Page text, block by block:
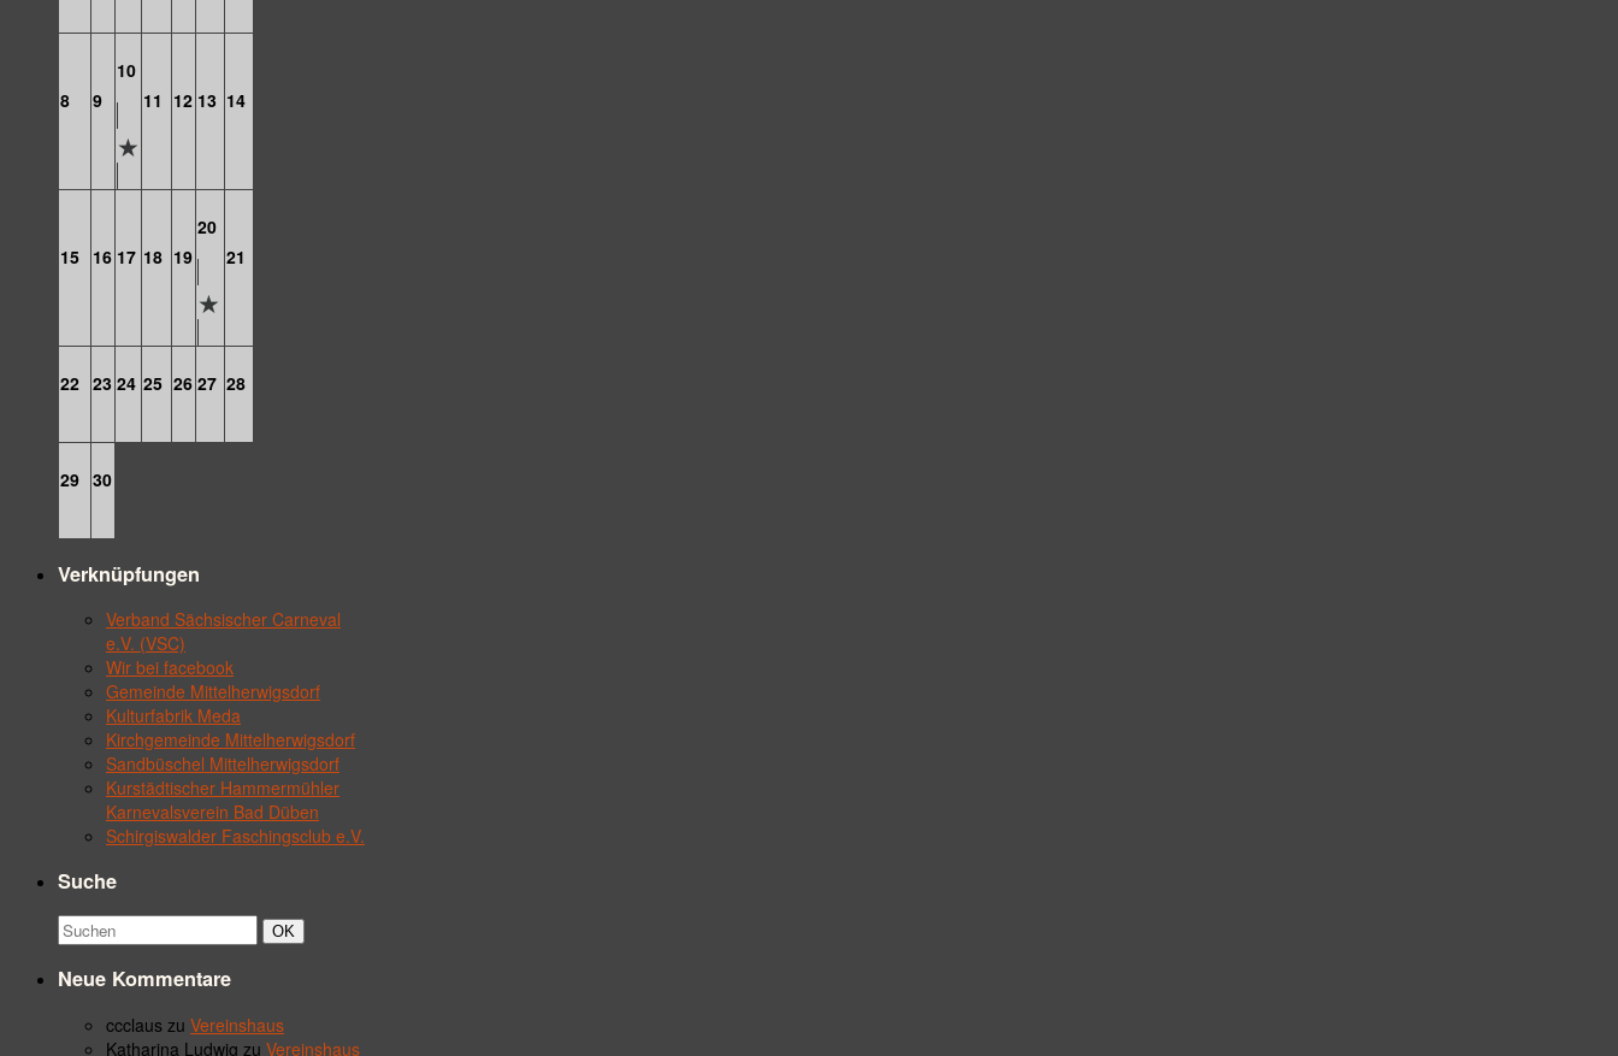
8 9
10
11 12 13 14
15 16 17 18 19
20
21
22 23 24 25 26 27 28
29 30
Verknüpfungen
Verband Sächsischer Carneval
e.V. (VSC)
Wir bei facebook
Gemeinde Mittelherwigsdorf
Kulturfabrik Meda
Kirchgemeinde Mittelherwigsdorf
Sandbüschel Mittelherwigsdorf
Kurstädtischer Hammermühler
Karnevalsverein Bad Düben
Schirgiswalder Faschingsclub e.V.
Suche
Suchbegriff: Suchen
OK
Neue Kommentare
ccclaus zu Vereinshaus
Katharina Ludwig zu Vereinshaus